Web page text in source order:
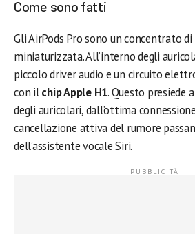
Come sono fatti
Gli AirPods Pro sono un concentrato
miniaturizzata. All’interno degli
piccolo driver audio e un circuito
con ilchip Apple H1. Questo presiede
degli auricolari, dall’ottima
cancellazione attiva del rumore
dell’assistente vocale Siri.